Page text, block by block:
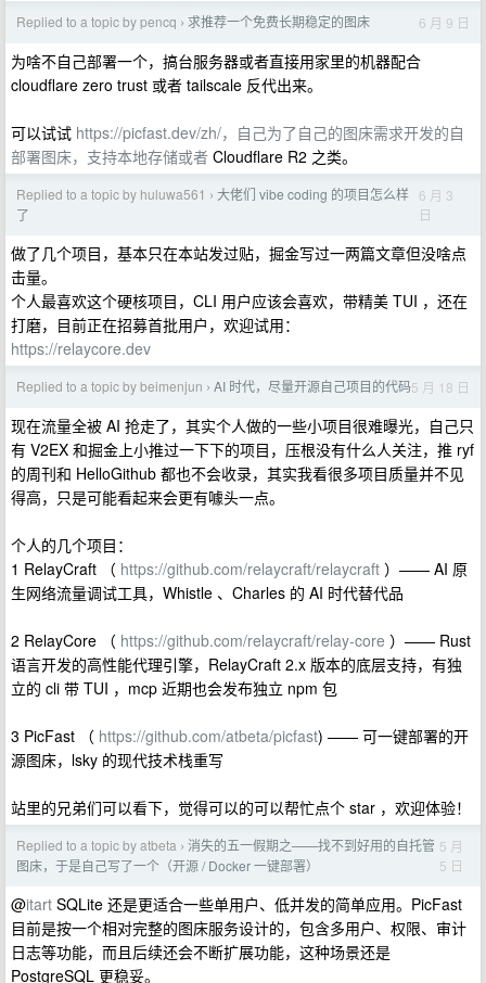
Replied to a topic by pencq › 求推荐一个免费长期稳定的图床 6 月 9 日
为啥不自己部署一个，搞台服务器或者直接用家里的机器配合
cloudflare zero trust 或者 tailscale 反代出来。
可以试试 https://picfast.dev/zh/，自己为了自己的图床需求开发的自
部署图床，支持本地存储或者 Cloudflare R2 之类。
Replied to a topic by huluwa561 › 大佬们 vibe coding 的项目怎么样
了
6 月 3
日
做了几个项目，基本只在本站发过贴，掘金写过一两篇文章但没啥点
击量。
个人最喜欢这个硬核项目，CLI 用户应该会喜欢，带精美 TUI ，还在
打磨，目前正在招募首批用户，欢迎试用：
https://relaycore.dev
Replied to a topic by beimenjun › AI 时代，尽量开源自己项目的代码5 月 18 日
现在流量全被 AI 抢走了，其实个人做的一些小项目很难曝光，自己只
有 V2EX 和掘金上小推过一下下的项目，压根没有什么人关注，推 ryf
的周刊和 HelloGithub 都也不会收录，其实我看很多项目质量并不见
得高，只是可能看起来会更有噱头一点。
个人的几个项目：
1 RelayCraft （ https://github.com/relaycraft/relaycraft ）—— AI 原
生网络流量调试工具，Whistle 、Charles 的 AI 时代替代品
2 RelayCore （ https://github.com/relaycraft/relay-core ）—— Rust
语言开发的高性能代理引擎，RelayCraft 2.x 版本的底层支持，有独
立的 cli 带 TUI ，mcp 近期也会发布独立 npm 包
3 PicFast （ https://github.com/atbeta/picfast) —— 可一键部署的开
源图床，lsky 的现代技术栈重写
站里的兄弟们可以看下，觉得可以的可以帮忙点个 star ，欢迎体验！
Replied to a topic by atbeta › 消失的五一假期之——找不到好用的自托管
图床，于是自己写了一个（开源 / Docker 一键部署）
5 月
5 日
@itart SQLite 还是更适合一些单用户、低并发的简单应用。PicFast
目前是按一个相对完整的图床服务设计的，包含多用户、权限、审计
日志等功能，而且后续还会不断扩展功能，这种场景还是
PostgreSQL 更稳妥。